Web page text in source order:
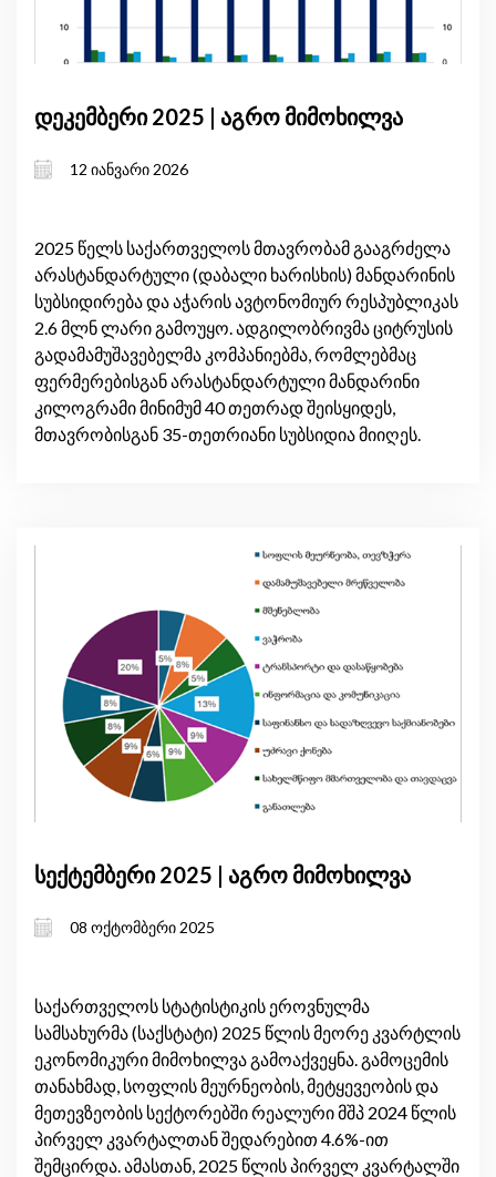
დეკემბერი 2025 | აგრო მიმოხილვა
12 იანვარი 2026
2025 წელს საქართველოს მთავრობამ გააგრძელა
არასტანდარტული (დაბალი ხარისხის) მანდარინის
სუბსიდირება და აჭარის ავტონომიურ რესპუბლიკას
2.6 მლნ ლარი გამოუყო. ადგილობრივმა ციტრუსის
გადამამუშავებელმა კომპანიებმა, რომლებმაც
ფერმერებისგან არასტანდარტული მანდარინი
კილოგრამი მინიმუმ 40 თეთრად შეისყიდეს,
მთავრობისგან 35-თეთრიანი სუბსიდია მიიღეს.
სექტემბერი 2025 | აგრო მიმოხილვა
08 ოქტომბერი 2025
საქართველოს სტატისტიკის ეროვნულმა
სამსახურმა (საქსტატი) 2025 წლის მეორე კვარტლის
ეკონომიკური მიმოხილვა გამოაქვეყნა. გამოცემის
თანახმად, სოფლის მეურნეობის, მეტყევეობის და
მეთევზეობის სექტორებში რეალური მშპ 2024 წლის
პირველ კვარტალთან შედარებით 4.6%-ით
შემცირდა. ამასთან, 2025 წლის პირველ კვარტალში